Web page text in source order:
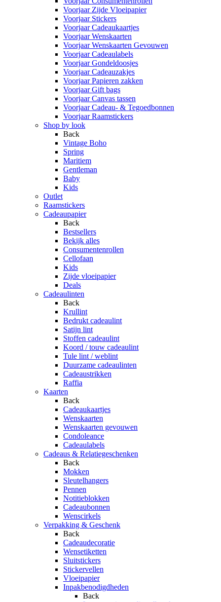
Voorjaar Zijde Vloeipapier
Voorjaar Stickers
Voorjaar Cadeaukaartjes
Voorjaar Wenskaarten
Voorjaar Wenskaarten Gevouwen
Voorjaar Cadeaulabels
Voorjaar Gondeldoosjes
Voorjaar Cadeauzakjes
Voorjaar Papieren zakken
Voorjaar Gift bags
Voorjaar Canvas tassen
Voorjaar Cadeau- & Tegoedbonnen
Voorjaar Raamstickers
Shop by look
Back
Vintage Boho
Spring
Maritiem
Gentleman
Baby
Kids
Outlet
Raamstickers
Cadeaupapier
Back
Bestsellers
Bekijk alles
Consumentenrollen
Cellofaan
Kids
Zijde vloeipapier
Deals
Cadeaulinten
Back
Krullint
Bedrukt cadeaulint
Satijn lint
Stoffen cadeaulint
Koord / touw cadeaulint
Tule lint / weblint
Duurzame cadeaulinten
Cadeaustrikken
Raffia
Kaarten
Back
Cadeaukaartjes
Wenskaarten
Wenskaarten gevouwen
Condoleance
Cadeaulabels
Cadeaus & Relatiegeschenken
Back
Mokken
Sleutelhangers
Pennen
Notitieblokken
Cadeaubonnen
Wenscirkels
Verpakking & Geschenk
Back
Cadeaudecoratie
Wensetiketten
Sluitstickers
Stickervellen
Vloeipapier
Inpakbenodigdheden
Back